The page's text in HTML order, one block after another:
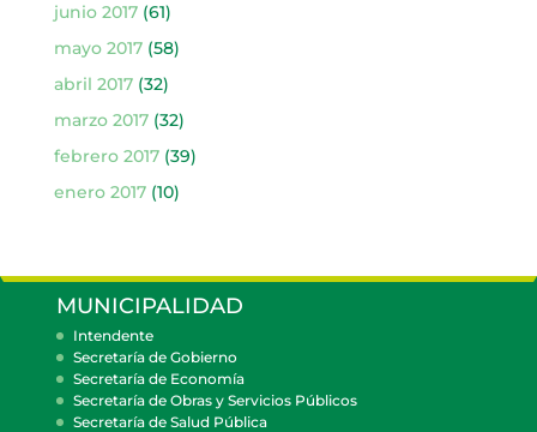
junio 2017(61)
mayo 2017(58)
abril 2017(32)
marzo 2017(32)
febrero 2017(39)
enero 2017(10)
MUNICIPALIDAD
Intendente
Secretaría de Gobierno
Secretaría de Economía
Secretaría de Obras y Servicios Públicos
Secretaría de Salud Pública